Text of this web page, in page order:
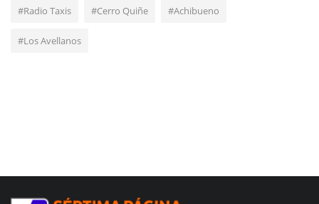
#Radio Taxis #Cerro Quiñe #Achibueno
#Los Avellanos